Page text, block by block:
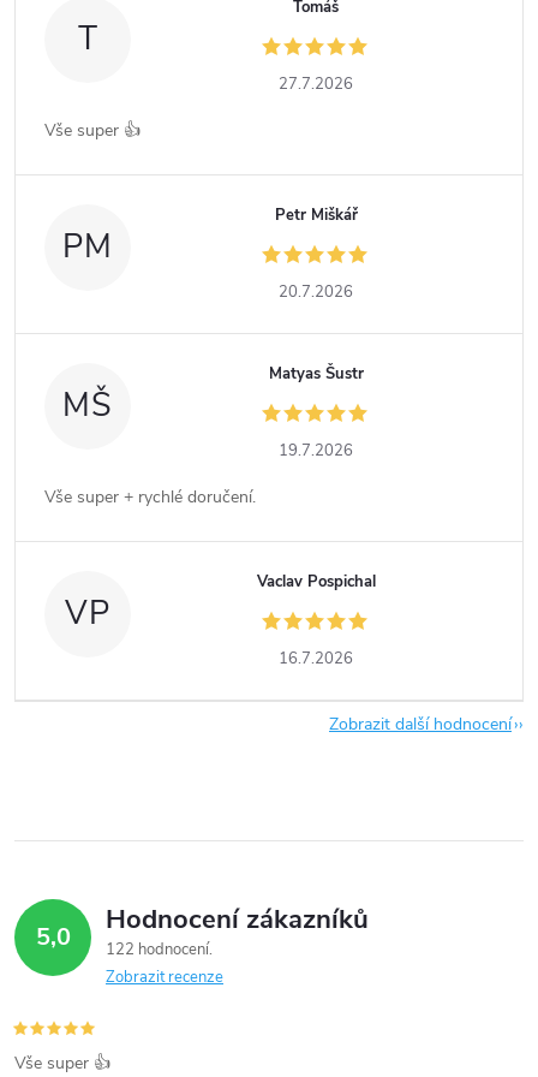
T
Tomáš
27.7.2026
Vše super 👍
PM
Petr Miškář
20.7.2026
MŠ
Matyas Šustr
19.7.2026
Vše super + rychlé doručení.
VP
Vaclav Pospichal
16.7.2026
Zobrazit další hodnocení
5,0 Hodnocení zákazníků
122 hodnocení
Zobrazit recenze
Vše super 👍